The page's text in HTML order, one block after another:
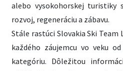
alebo vysokohorskej turistiky
rozvoj, regeneráciu a zábavu.
Stále rastúci Slovakia Ski Team
každého záujemcu vo veku
kategóriu. Dôležitou